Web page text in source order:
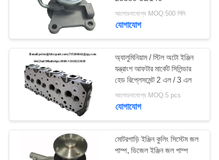
মান
নিয়ন্ত্রণ
উদ্ধৃতির
আবেদন
আলোচনাযোগ্য MOQ:500 পিসি
যোগাযোগ
অ্যালুমিনিয়াম / স্টিল অটো ইঞ্জিন
যন্ত্রাংশ আফটার মার্কেট সিলিন্ডার
হেড রিপ্লেসমেন্ট 2 এল / 3 এল
আলোচনাযোগ্য MOQ:5 pcs
যোগাযোগ
মোটরগাড়ি ইঞ্জিন কুলিং সিস্টেম জল
পাম্প, ডিজেল ইঞ্জিন জল পাম্প